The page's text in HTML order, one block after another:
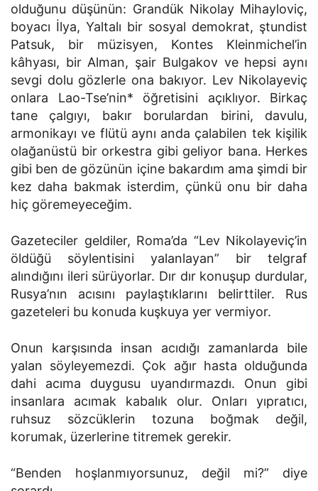
olduğunu düşünün: Grandük Nikolay Mihayloviç,
boyacı İlya, Yaltalı bir sosyal demokrat, ştundist
Patsuk, bir müzisyen, Kontes Kleinmichel’in
kâhyası, bir Alman, şair Bulgakov ve hepsi aynı
sevgi dolu gözlerle ona bakıyor. Lev Nikolayeviç
onlara Lao-Tse’nin* öğretisini açıklıyor. Birkaç
tane çalgıyı, bakır borulardan birini, davulu,
armonikayı ve flütü aynı anda çalabilen tek kişilik
olağanüstü bir orkestra gibi geliyor bana. Herkes
gibi ben de gözünün içine bakardım ama şimdi bir
kez daha bakmak isterdim, çünkü onu bir daha
hiç göremeyeceğim.
Gazeteciler geldiler, Roma’da “Lev Nikolayeviç’in
öldüğü söylentisini yalanlayan” bir telgraf
alındığını ileri sürüyorlar. Dır dır konuşup durdular,
Rusya’nın acısını paylaştıklarını belirttiler. Rus
gazeteleri bu konuda kuşkuya yer vermiyor.
Onun karşısında insan acıdığı zamanlarda bile
yalan söyleyemezdi. Çok ağır hasta olduğunda
dahi acıma duygusu uyandırmazdı. Onun gibi
insanlara acımak kabalık olur. Onları yıpratıcı,
ruhsuz sözcüklerin tozuna boğmak değil,
korumak, üzerlerine titremek gerekir.
“Benden hoşlanmıyorsunuz, değil mi?” diye